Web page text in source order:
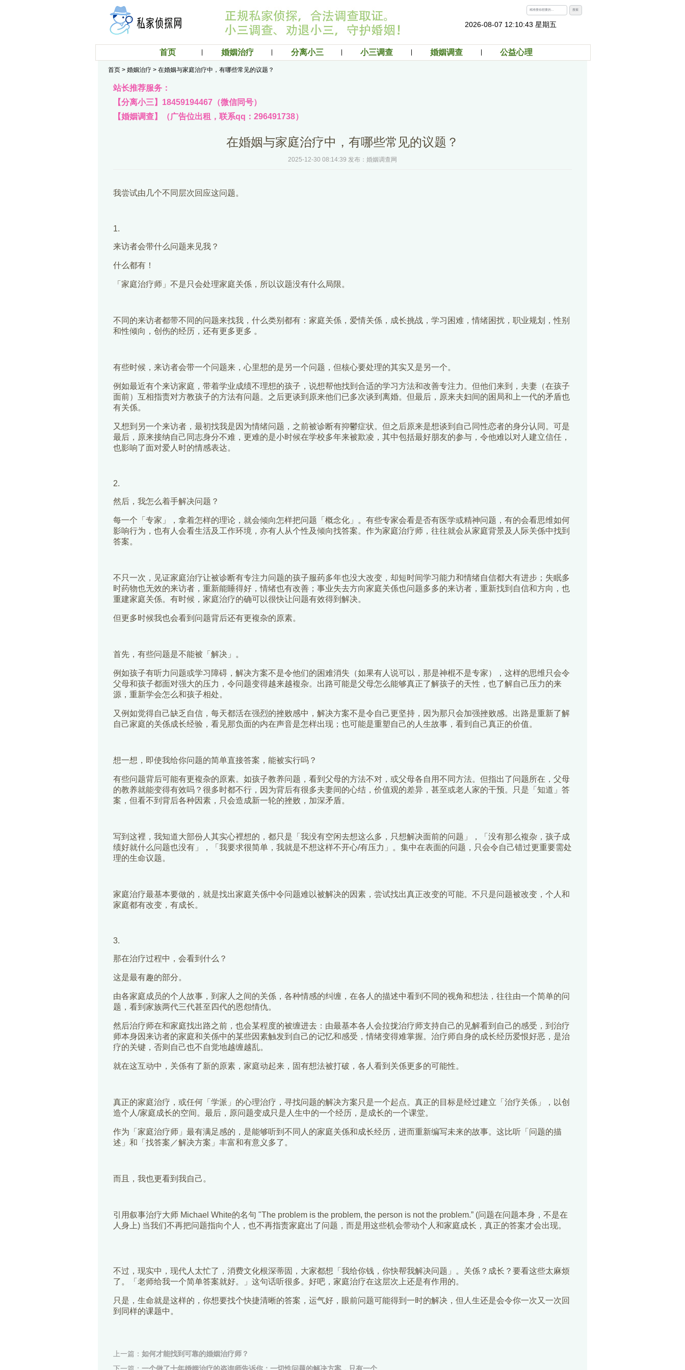
搜索
2026-08-07 12:10:43 星期五
首页 婚姻治疗 分离小三 小三调查 婚姻调查 公益心理
首页 > 婚姻治疗 > 在婚姻与家庭治疗中，有哪些常见的议题？
站长推荐服务：
【分离小三】18459194467（微信同号）
【婚姻调查】（广告位出租，联系qq：296491738）
在婚姻与家庭治疗中，有哪些常见的议题？
2025-12-30 08:14:39 发布：婚姻调查网
我尝试由几个不同层次回应这问题。
1.
来访者会带什么问题来见我？
什么都有！
「家庭治疗师」不是只会处理家庭关係，所以议题没有什么局限。
不同的来访者都带不同的问题来找我，什么类别都有：家庭关係，爱情关係，成长挑战，学习困难，情绪困扰，职业规划，性别
和性倾向，创伤的经历，还有更多更多 。
有些时候，来访者会带一个问题来，心里想的是另一个问题，但核心要处理的其实又是另一个。
例如最近有个来访家庭，带着学业成绩不理想的孩子，说想帮他找到合适的学习方法和改善专注力。但他们来到，夫妻（在孩子
面前）互相指责对方教孩子的方法有问题。之后更谈到原来他们已多次谈到离婚。但最后，原来夫妇间的困局和上一代的矛盾也
有关係。
又想到另一个来访者，最初找我是因为情绪问题，之前被诊断有抑鬱症状。但之后原来是想谈到自己同性恋者的身分认同。可是
最后，原来接纳自己同志身分不难，更难的是小时候在学校多年来被欺凌，其中包括最好朋友的参与，令他难以对人建立信任，
也影响了面对爱人时的情感表达。
2.
然后，我怎么着手解决问题？
每一个「专家」，拿着怎样的理论，就会倾向怎样把问题「概念化」。有些专家会看是否有医学或精神问题，有的会看思维如何
影响行为，也有人会看生活及工作环境，亦有人从个性及倾向找答案。作为家庭治疗师，往往就会从家庭背景及人际关係中找到
答案。
不只一次，见证家庭治疗让被诊断有专注力问题的孩子服药多年也没大改变，却短时间学习能力和情绪自信都大有进步；失眠多
时药物也无效的来访者，重新能睡得好，情绪也有改善；事业失去方向家庭关係也问题多多的来访者，重新找到自信和方向，也
重建家庭关係。有时候，家庭治疗的确可以很快让问题有效得到解决。
但更多时候我也会看到问题背后还有更複杂的原素。
首先，有些问题是不能被「解决」。
例如孩子有听力问题或学习障碍，解决方案不是令他们的困难消失（如果有人说可以，那是神棍不是专家），这样的思维只会令
父母和孩子都面对强大的压力，令问题变得越来越複杂。出路可能是父母怎么能够真正了解孩子的天性，也了解自己压力的来
源，重新学会怎么和孩子相处。
又例如觉得自己缺乏自信，每天都活在强烈的挫败感中，解决方案不是令自己更坚持，因为那只会加强挫败感。出路是重新了解
自己家庭的关係成长经验，看见那负面的内在声音是怎样出现；也可能是重塑自己的人生故事，看到自己真正的价值。
想一想，即使我给你问题的简单直接答案，能被实行吗？
有些问题背后可能有更複杂的原素。如孩子教养问题，看到父母的方法不对，或父母各自用不同方法。但指出了问题所在，父母
的教养就能变得有效吗？很多时都不行，因为背后有很多夫妻间的心结，价值观的差异，甚至或老人家的干预。只是「知道」答
案，但看不到背后各种因素，只会造成新一轮的挫败，加深矛盾。
写到这裡，我知道大部份人其实心裡想的，都只是「我没有空闲去想这么多，只想解决面前的问题」，「没有那么複杂，孩子成
绩好就什么问题也没有」，「我要求很简单，我就是不想这样不开心/有压力」。集中在表面的问题，只会令自己错过更重要需处
理的生命议题。
家庭治疗最基本要做的，就是找出家庭关係中令问题难以被解决的因素，尝试找出真正改变的可能。不只是问题被改变，个人和
家庭都有改变，有成长。
3.
那在治疗过程中，会看到什么？
这是最有趣的部分。
由各家庭成员的个人故事，到家人之间的关係，各种情感的纠缠，在各人的描述中看到不同的视角和想法，往往由一个简单的问
题，看到家族两代三代甚至四代的恩怨情仇。
然后治疗师在和家庭找出路之前，也会某程度的被缠进去：由最基本各人会拉拢治疗师支持自己的见解看到自己的感受，到治疗
师本身因来访者的家庭和关係中的某些因素触发到自己的记忆和感受，情绪变得难掌握。治疗师自身的成长经历爱恨好恶，是治
疗的关键，否则自己也不自觉地越缠越乱。
就在这互动中，关係有了新的原素，家庭动起来，固有想法被打破，各人看到关係更多的可能性。
真正的家庭治疗，或任何「学派」的心理治疗，寻找问题的解决方案只是一个起点。真正的目标是经过建立「治疗关係」，以创
造个人/家庭成长的空间。最后，原问题变成只是人生中的一个经历，是成长的一个课堂。
作为「家庭治疗师」最有满足感的，是能够听到不同人的家庭关係和成长经历，进而重新编写未来的故事。这比听「问题的描
述」和「找答案／解决方案」丰富和有意义多了。
而且，我也更看到我自己。
引用叙事治疗大师 Michael White的名句 "The problem is the problem, the person is not the problem.” (问题在问题本身，不是在
人身上) 当我们不再把问题指向个人，也不再指责家庭出了问题，而是用这些机会带动个人和家庭成长，真正的答案才会出现。
不过，现实中，现代人太忙了，消费文化根深蒂固，大家都想「我给你钱，你快帮我解决问题」。关係？成长？要看这些太麻烦
了。「老师给我一个简单答案就好。」这句话听很多。好吧，家庭治疗在这层次上还是有作用的。
只是，生命就是这样的，你想要找个快捷清晰的答案，运气好，眼前问题可能得到一时的解决，但人生还是会令你一次又一次回
到同样的课题中。
上一篇： 如何才能找到可靠的婚姻治疗师？